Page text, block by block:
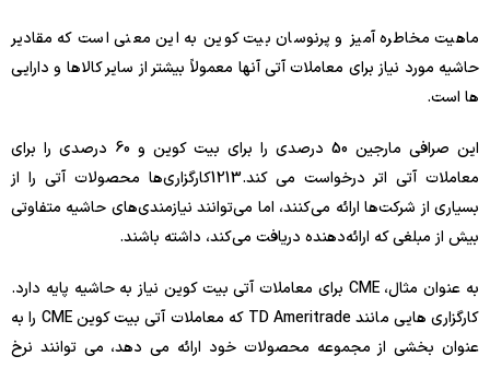
ماهیت مخاطره آمیز و پرنوسان بیت کوین به این معنی است که مقادیر
حاشیه مورد نیاز برای معاملات آتی آنها معمولاً بیشتر از سایر کالاها و دارایی
ها است.
این صرافی مارجین 50 درصدی را برای بیت کوین و 60 درصدی را برای
معاملات آتی اتر درخواست می کند.
1213
کارگزاری‌ها محصولات آتی را از
بسیاری از شرکت‌ها ارائه می‌کنند، اما می‌توانند نیازمندی‌های حاشیه متفاوتی
بیش از مبلغی که ارائه‌دهنده دریافت می‌کند، داشته باشند.
به عنوان مثال، CME برای معاملات آتی بیت کوین نیاز به حاشیه پایه دارد.
کارگزاری هایی مانند TD Ameritrade که معاملات آتی بیت کوین CME را به
عنوان بخشی از مجموعه محصولات خود ارائه می دهد، می توانند نرخ